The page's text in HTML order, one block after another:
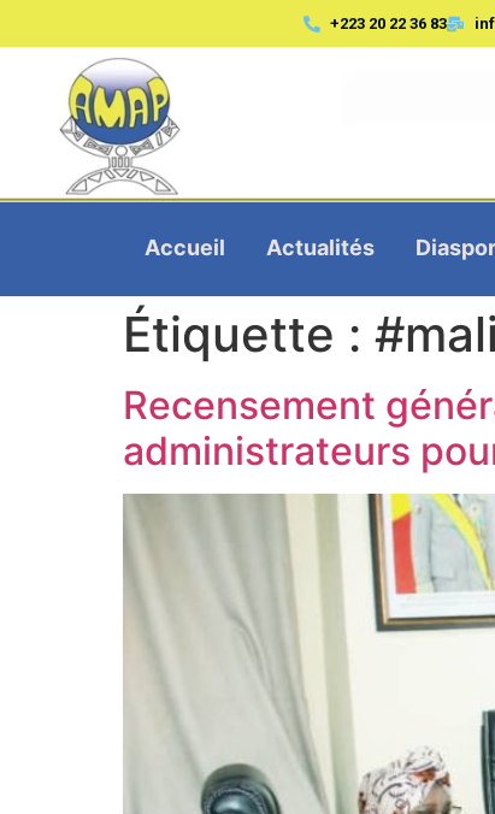
+223 20 22 36 83
Accueil Actualités
Étiquette :
Recensement
administrateurs